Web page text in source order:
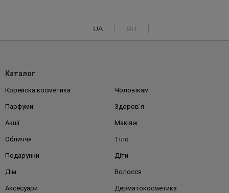
UA RU
Каталог
Корейска косметика Чоловікам
Парфуми Здоров'я
Акції Макіяж
Обличчя Тіло
Подарунки Діти
Дім Волосся
Аксесуари Дерматокосметика